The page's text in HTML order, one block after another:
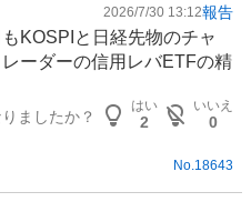
2026/7/30 13:12報告
KOSPIと日経先物のチャ
ーダーの信用レバETFの精
ましたか？
はい
2
いいえ
0
No. 18643